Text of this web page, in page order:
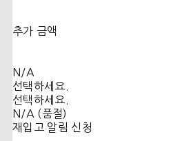
추가 금액
N/A
선택하세요.
선택하세요.
N/A (품절)
재입고 알림 신청